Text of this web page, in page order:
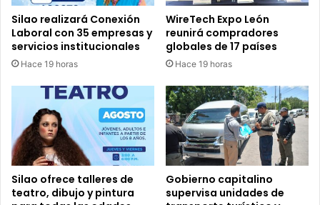
Silao realizará Conexión
Laboral con 35 empresas y
servicios institucionales
Hace 19 horas
WireTech Expo León
reunirá compradores
globales de 17 países
Hace 19 horas
Silao ofrece talleres de
teatro, dibujo y pintura
Gobierno capitalino
supervisa unidades de